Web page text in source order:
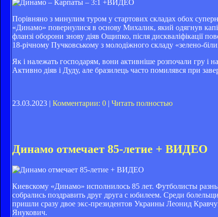
Порівняно з минулим туром у стартових складах обох
«Динамо» повернулися в основу Михалик, який одягнув
фланзі оборони знову діяв Ощипко, після дискваліфікації
18-річному Пучковському з молодіжного складу «зелено-
Як і належать господарям, вони активніше розпочали гру і
Активно діяв і Дуду, але бразилець часто помилявся при
23.03.2023 | Комментарии: 0 | Читать полностью
Динамо отмечает 85-летие + ВИДЕО
Киевскому «Динамо» исполнилось 85 лет. Футболисты
собрались поздравить друг друга с юбилеем. Среди
пришли сразу двое экс-президентов Украины Леонид
Янукович.